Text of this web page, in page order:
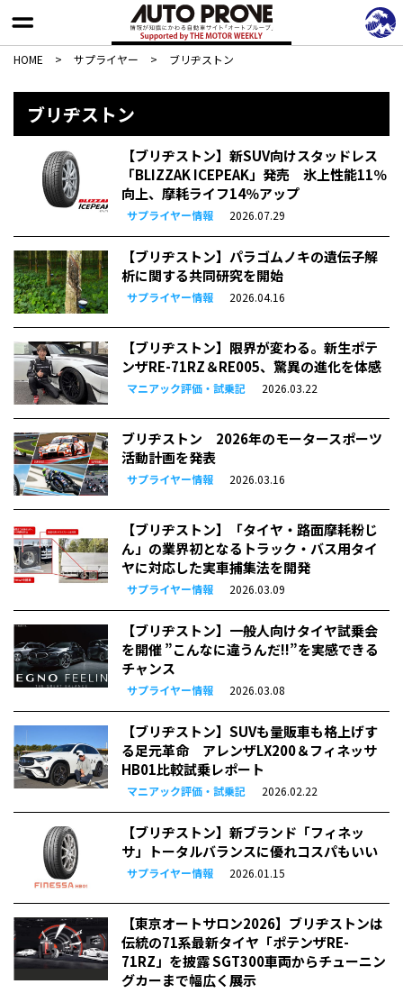
HOME > サプライヤー > ブリヂストン
ブリヂストン
【ブリヂストン】新SUV向けスタッドレス
「BLIZZAK ICEPEAK」発売 氷上性能11％
向上、摩耗ライフ14％アップ
サプライヤー情報 2026.07.29
【ブリヂストン】パラゴムノキの遺伝子解
析に関する共同研究を開始
サプライヤー情報 2026.04.16
【ブリヂストン】限界が変わる。新生ポテ
ンザRE-71RZ＆RE005、驚異の進化を体感
マニアック評価・試乗記 2026.03.22
ブリヂストン 2026年のモータースポーツ
活動計画を発表
サプライヤー情報 2026.03.16
【ブリヂストン】「タイヤ・路面摩耗粉じ
ん」の業界初となるトラック・バス用タイ
ヤに対応した実車捕集法を開発
サプライヤー情報 2026.03.09
【ブリヂストン】一般人向けタイヤ試乗会
を開催 ”こんなに違うんだ!!”を実感できる
チャンス
サプライヤー情報 2026.03.08
【ブリヂストン】SUVも量販車も格上げす
る足元革命 アレンザLX200＆フィネッサ
HB01比較試乗レポート
マニアック評価・試乗記 2026.02.22
【ブリヂストン】新ブランド「フィネッ
サ」トータルバランスに優れコスパもいい
サプライヤー情報 2026.01.15
【東京オートサロン2026】ブリヂストンは
伝統の71系最新タイヤ「ポテンザRE-
71RZ」を披露 SGT300車両からチューニン
グカーまで幅広く展示